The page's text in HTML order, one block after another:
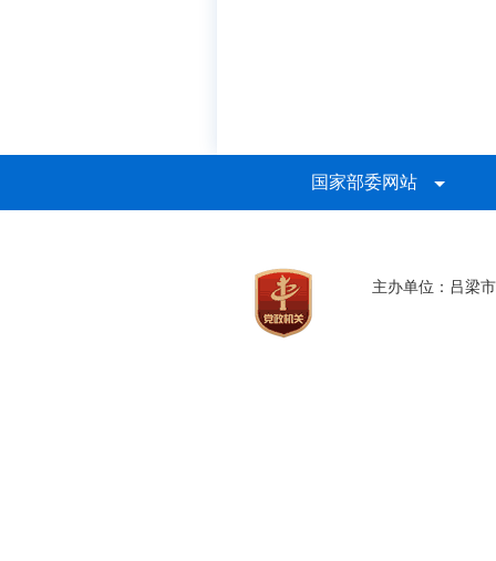
国家部委网站
主办单位：吕梁